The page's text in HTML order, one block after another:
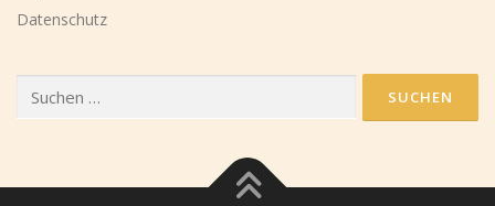
Datenschutz
Suchen